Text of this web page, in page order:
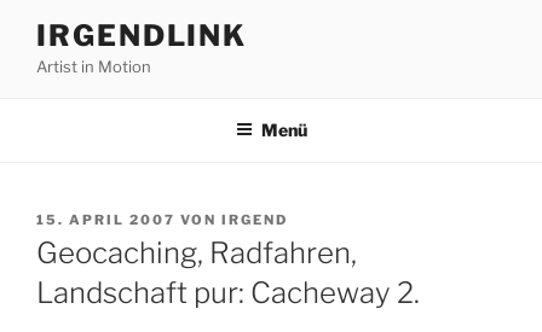
Inhalt
springen
IRGENDLINK
Artist in Motion
Menü
VERÖFFENTLICHT
AM
15. APRIL 2007 VON IRGEND
Geocaching, Radfahren,
Landschaft pur: Cacheway 2.